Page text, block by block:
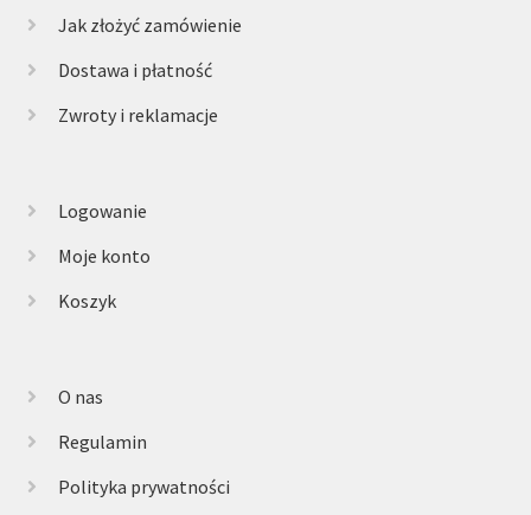
Jak złożyć zamówienie
Dostawa i płatność
Zwroty i reklamacje
Logowanie
Moje konto
Koszyk
O nas
Regulamin
Polityka prywatności